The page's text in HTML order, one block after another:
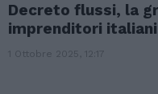
Decreto flussi, la
imprenditori italiani
1 Ottobre 2025, 12:17